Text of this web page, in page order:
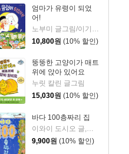
엄마가 유령이 되었
어!
노부미 글그림/이기웅 역
10,800원 (10% 할인)
뚱뚱한 고양이가 매트
위에 앉아 있어요
누릿 칼린 글그림
15,030원 (10% 할인)
바다 100층짜리 집
이와이 도시오 글,그림/김숙 역
9,900원 (10% 할인)